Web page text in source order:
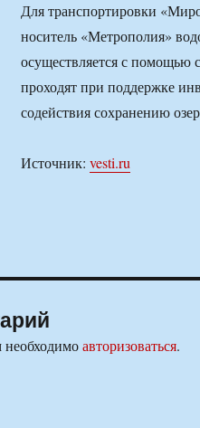
Для транспортировки
носитель «Метрополия»
осуществляется с помощью
проходят при поддержке
содействия сохранению
Источник: vesti.ru
необходимоавторизоваться.